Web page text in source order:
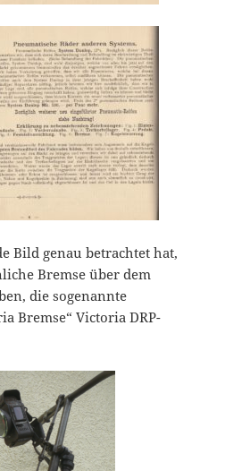
Bild genau betrachtet hat,
Bremse über dem
die sogenannte
Bremse“ Victoria DRP-